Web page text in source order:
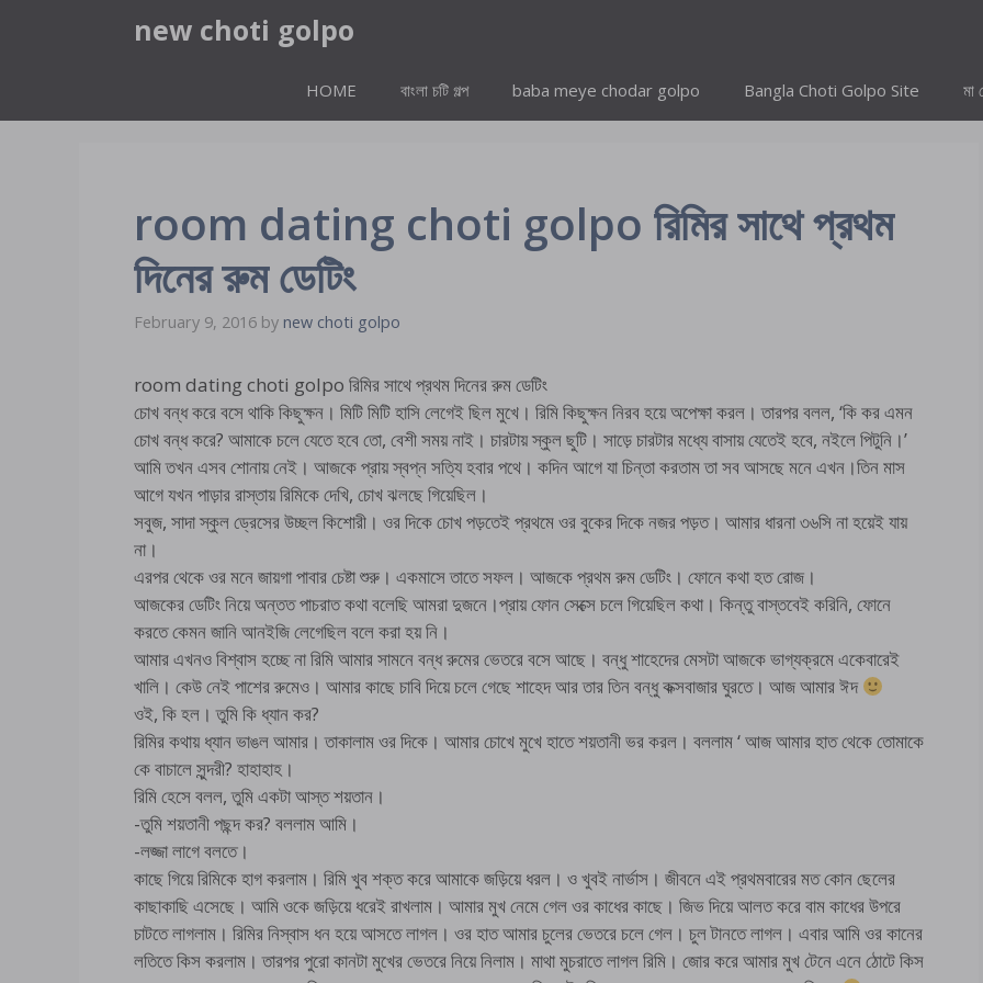
new choti golpo
HOME বাংলা চটি গল্প baba meye chodar golpo Bangla Choti Golpo Site মা
room dating choti golpo রিমির সাথে প্রথম
দিনের রুম ডেটিং
February 9, 2016 by new choti golpo
room dating choti golpo রিমির সাথে প্রথম দিনের রুম ডেটিং
চোখ বন্ধ করে বসে থাকি কিছুক্ষন। মিটি মিটি হাসি লেগেই ছিল মুখে। রিমি কিছুক্ষন নিরব হয়ে অপেক্ষা করল। তারপর বলল, ‘কি কর এমন
চোখ বন্ধ করে? আমাকে চলে যেতে হবে তো, বেশী সময় নাই। চারটায় স্কুল ছুটি। সাড়ে চারটার মধ্যে বাসায় যেতেই হবে, নইলে পিটুনি।’
আমি তখন এসব শোনায় নেই। আজকে প্রায় স্বপ্ন সত্যি হবার পথে। কদিন আগে যা চিন্তা করতাম তা সব আসছে মনে এখন।তিন মাস
আগে যখন পাড়ার রাস্তায় রিমিকে দেখি, চোখ ঝলছে গিয়েছিল।
সবুজ, সাদা স্কুল ড্রেসের উচ্ছল কিশোরী। ওর দিকে চোখ পড়তেই প্রথমে ওর বুকের দিকে নজর পড়ত। আমার ধারনা ৩৬সি না হয়েই যায়
না।
এরপর থেকে ওর মনে জায়গা পাবার চেষ্টা শুরু। একমাসে তাতে সফল। আজকে প্রথম রুম ডেটিং। ফোনে কথা হত রোজ।
আজকের ডেটিং নিয়ে অন্তত পাচরাত কথা বলেছি আমরা দুজনে।প্রায় ফোন সেক্সে চলে গিয়েছিল কথা। কিন্তু বাস্তবেই করিনি, ফোনে
করতে কেমন জানি আনইজি লেগেছিল বলে করা হয় নি।
আমার এখনও বিশ্বাস হচ্ছে না রিমি আমার সামনে বন্ধ রুমের ভেতরে বসে আছে। বন্ধু শাহেদের মেসটা আজকে ভাগ্যক্রমে একেবারেই
খালি। কেউ নেই পাশের রুমেও। আমার কাছে চাবি দিয়ে চলে গেছে শাহেদ আর তার তিন বন্ধু কক্সবাজার ঘুরতে। আজ আমার ঈদ
ওই, কি হল। তুমি কি ধ্যান কর?
রিমির কথায় ধ্যান ভাঙল আমার। তাকালাম ওর দিকে। আমার চোখে মুখে হাতে শয়তানী ভর করল। বললাম ‘ আজ আমার হাত থেকে তোমাকে
কে বাচালে সুন্দরী? হাহাহাহ।
রিমি হেসে বলল, তুমি একটা আস্ত শয়তান।
-তুমি শয়তানী পছন্দ কর? বললাম আমি।
-লজ্জা লাগে বলতে।
কাছে গিয়ে রিমিকে হাগ করলাম। রিমি খুব শক্ত করে আমাকে জড়িয়ে ধরল। ও খুবই নার্ভাস। জীবনে এই প্রথমবারের মত কোন ছেলের
কাছাকাছি এসেছে। আমি ওকে জড়িয়ে ধরেই রাখলাম। আমার মুখ নেমে গেল ওর কাধের কাছে। জিভ দিয়ে আলত করে বাম কাধের উপরে
চাটতে লাগলাম। রিমির নিস্বাস ধন হয়ে আসতে লাগল। ওর হাত আমার চুলের ভেতরে চলে গেল। চুল টানতে লাগল। এবার আমি ওর কানের
লতিতে কিস করলাম। তারপর পুরো কানটা মুখের ভেতরে নিয়ে নিলাম। মাথা মুচরাতে লাগল রিমি। জোর করে আমার মুখ টেনে এনে ঠোটে কিস